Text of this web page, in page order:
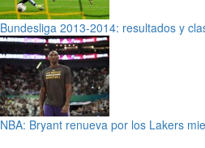
Bundesliga 2013-2014: resultados y
NBA: Bryant renueva por los Lakers